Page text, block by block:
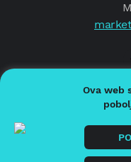
©
Ova web